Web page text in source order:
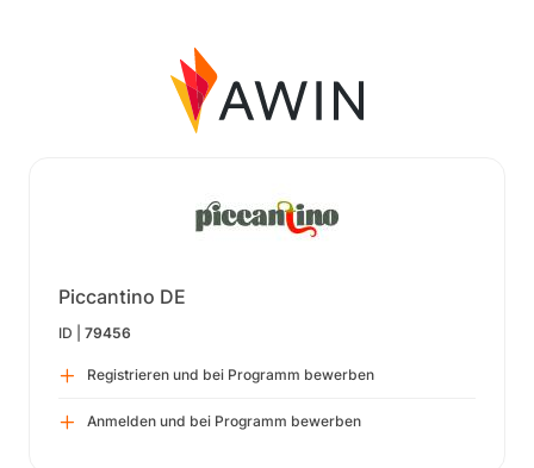
Piccantino DE
ID | 79456
Registrieren und bei Programm bewerben
Anmelden und bei Programm bewerben